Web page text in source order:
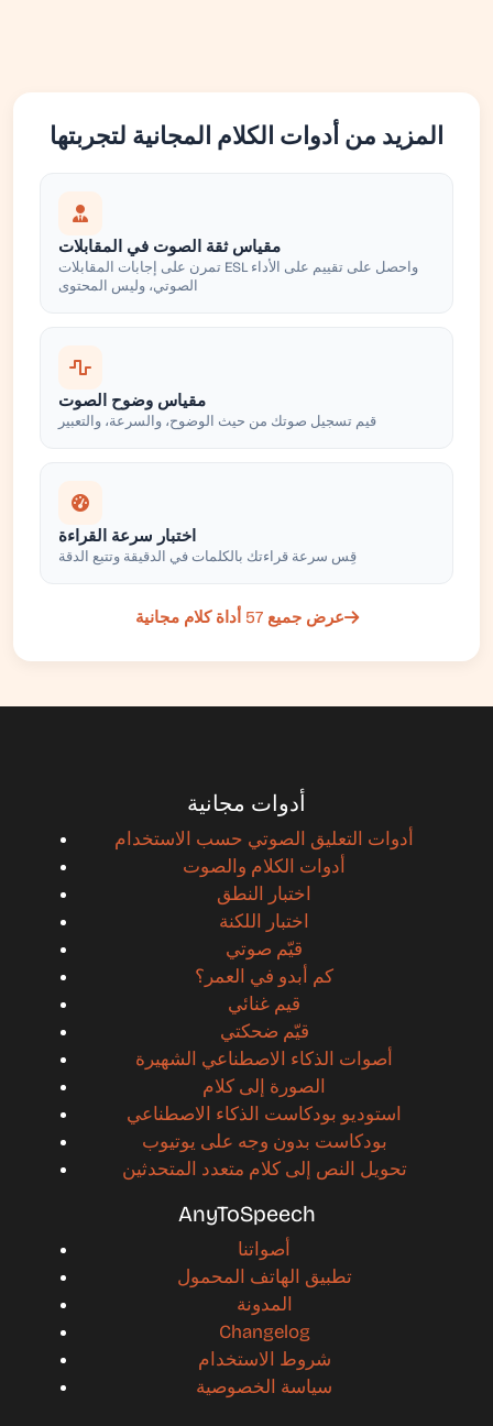
المزيد من أدوات الكلام المجانية لتجربتها
مقياس ثقة الصوت في المقابلات
تمرن على إجابات المقابلات ESL واحصل على تقييم على الأداء
الصوتي، وليس المحتوى
مقياس وضوح الصوت
قيم تسجيل صوتك من حيث الوضوح، والسرعة، والتعبير
اختبار سرعة القراءة
قِس سرعة قراءتك بالكلمات في الدقيقة وتتبع الدقة
عرض جميع 57 أداة كلام مجانية
أدوات مجانية
أدوات التعليق الصوتي حسب الاستخدام
أدوات الكلام والصوت
اختبار النطق
اختبار اللكنة
قيّم صوتي
كم أبدو في العمر؟
قيم غنائي
قيّم ضحكتي
أصوات الذكاء الاصطناعي الشهيرة
الصورة إلى كلام
استوديو بودكاست الذكاء الاصطناعي
بودكاست بدون وجه على يوتيوب
تحويل النص إلى كلام متعدد المتحدثين
AnyToSpeech
أصواتنا
تطبيق الهاتف المحمول
المدونة
Changelog
شروط الاستخدام
سياسة الخصوصية